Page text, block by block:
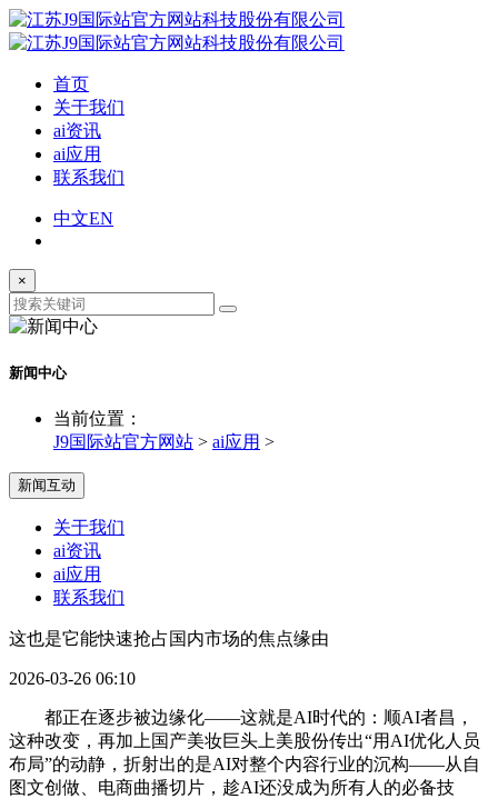
首页
关于我们
ai资讯
ai应用
联系我们
中文EN
×
新闻中心
当前位置：
J9国际站官方网站 > ai应用 >
新闻互动
关于我们
ai资讯
ai应用
联系我们
这也是它能快速抢占国内市场的焦点缘由
2026-03-26 06:10
都正在逐步被边缘化——这就是AI时代的：顺AI者昌，
这种改变，再加上国产美妆巨头上美股份传出“用AI优化人员
布局”的动静，折射出的是AI对整个内容行业的沉构——从自
图文创做、电商曲播切片，趁AI还没成为所有人的必备技